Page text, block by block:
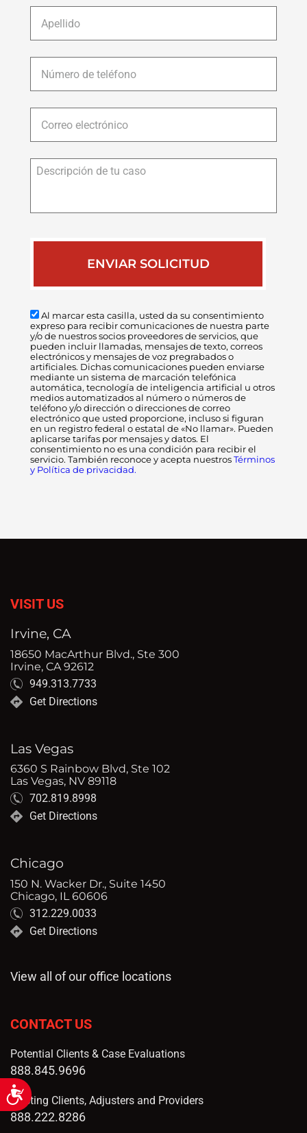
Accessibility
Apellido *
Número
de
teléfono *
Correo
electrónico *
Descripción
Al marcar esta casilla, usted da su consentimiento
expreso para recibir comunicaciones de nuestra parte
y/o de nuestros socios proveedores de servicios, que
pueden incluir llamadas, mensajes de texto, correos
electrónicos y mensajes de voz pregrabados o
artificiales. Dichas comunicaciones pueden enviarse
mediante un sistema de marcación telefónica
automática, tecnología de inteligencia artificial u otros
medios automatizados al número o números de
teléfono y/o dirección o direcciones de correo
electrónico que usted proporcione, incluso si figuran
en un registro federal o estatal de «No llamar». Pueden
aplicarse tarifas por mensajes y datos. El
consentimiento no es una condición para recibir el
servicio. También reconoce y acepta nuestros Términos
y Política de privacidad.
VISIT US
Irvine, CA
18650 MacArthur Blvd., Ste 300
Irvine, CA 92612
949.313.7733
Get Directions
Las Vegas
6360 S Rainbow Blvd, Ste 102
Las Vegas, NV 89118
702.819.8998
Get Directions
Chicago
150 N. Wacker Dr., Suite 1450
Chicago, IL 60606
312.229.0033
Get Directions
View all of our office locations
CONTACT US
Potential Clients & Case Evaluations
888.845.9696
Existing Clients, Adjusters and Providers
888.222.8286